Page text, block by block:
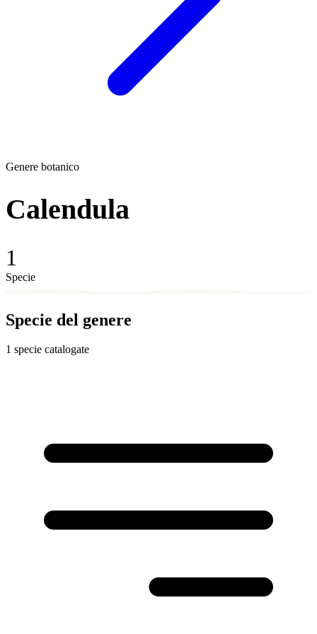
Genere botanico
Calendula
1
Specie
Specie del genere
1 specie catalogate